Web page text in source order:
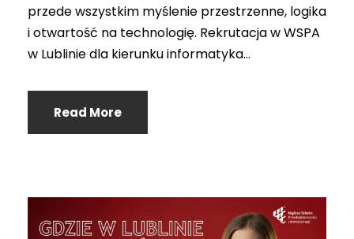
przede wszystkim myślenie przestrzenne, logika
i otwartość na technologię. Rekrutacja w WSPA
w Lublinie dla kierunku informatyka...
Read More